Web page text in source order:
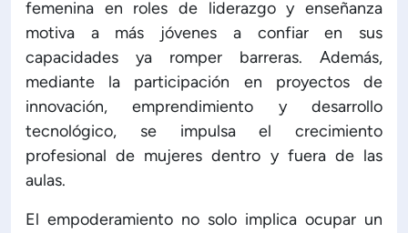
femenina en roles de liderazgo y enseñanza
motiva a más jóvenes a confiar en sus
capacidades ya romper barreras. Además,
mediante la participación en proyectos de
innovación, emprendimiento y desarrollo
tecnológico, se impulsa el crecimiento
profesional de mujeres dentro y fuera de las
aulas.
El empoderamiento no solo implica ocupar un